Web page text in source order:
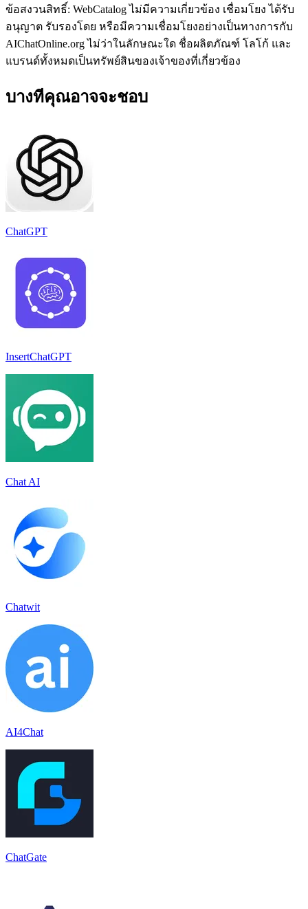
ข้อสงวนสิทธิ์: WebCatalog ไม่มีความเกี่ยวข้อง เชื่อมโยง ได้รับ
อนุญาต รับรองโดย หรือมีความเชื่อมโยงอย่างเป็นทางการกับ
AIChatOnline.org ไม่ว่าในลักษณะใด ชื่อผลิตภัณฑ์ โลโก้ และ
แบรนด์ทั้งหมดเป็นทรัพย์สินของเจ้าของที่เกี่ยวข้อง
บางทีคุณอาจจะชอบ
ChatGPT
InsertChatGPT
Chat AI
Chatwit
AI4Chat
ChatGate